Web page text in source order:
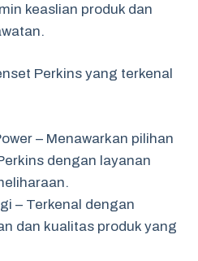
keaslian produk dan
Perkins yang terkenal
– Menawarkan pilihan
dengan layanan
– Terkenal dengan
dan kualitas produk yang